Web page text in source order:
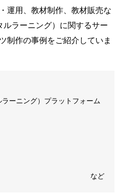
運用、教材制作、教材販売な
ルラーニング）に関するサー
制作の事例をご紹介していま
ーニング）プラットフォーム
など